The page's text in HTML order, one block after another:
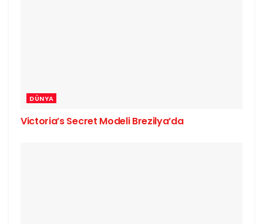
DÜNYA
Victoria’s Secret Modeli Brezilya’da